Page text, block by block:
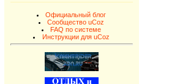
Официальный блог
Сообщество uCoz
FAQ по системе
Инструкции для uCoz